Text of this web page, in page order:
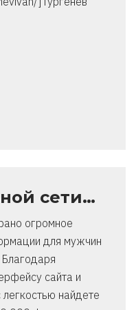
сети…
огромное
для мужчин
сайта и
найдете